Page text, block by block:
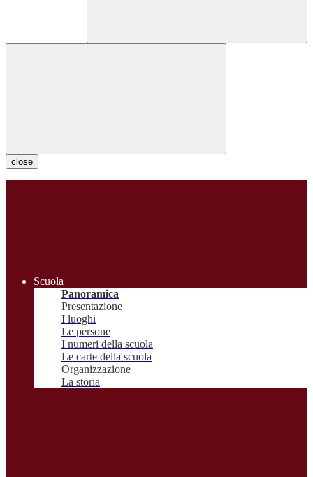
close
Scuola
Panoramica
Presentazione
I luoghi
Le persone
I numeri della scuola
Le carte della scuola
Organizzazione
La storia